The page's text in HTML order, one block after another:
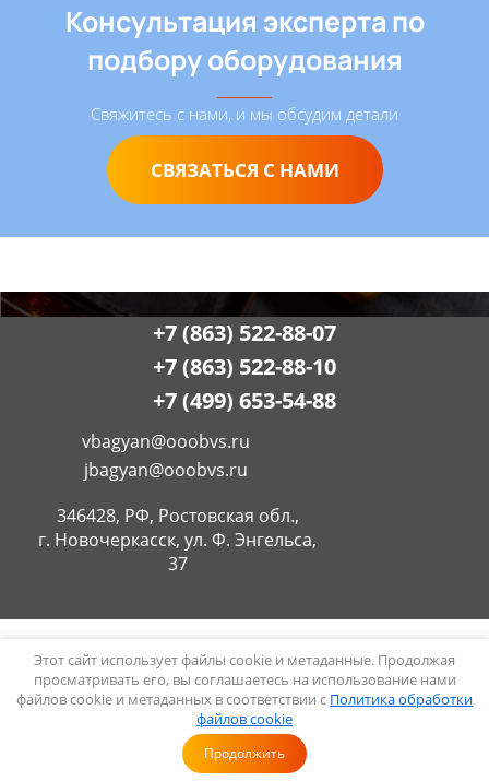
Консультация эксперта по
подбору оборудования
Свяжитесь с нами, и мы обсудим детали
СВЯЗАТЬСЯ С НАМИ
vbagyan@ooobvs.ru
jbagyan@ooobvs.ru
346428, РФ, Ростовская обл.,
г. Новочеркасск, ул. Ф. Энгельса,
37
+7 (863) 522-88-07
+7 (863) 522-88-10
+7 (499) 653-54-88
Copyright © 2008 - 2026 ООО БВС
Политика конфиденциальности
MegaGroup.ru: создание эффективных сайтов.
Этот сайт использует файлы cookie и метаданные. Продолжая
просматривать его, вы соглашаетесь на использование нами
файлов cookie и метаданных в соответствии с Политика обработки
файлов cookie
Продолжить